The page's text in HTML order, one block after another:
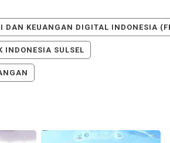
DAN KEUANGAN DIGITAL INDONESIA
INDONESIA SULSEL